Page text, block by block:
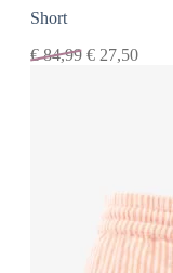
Short
€84,99 € 27,50